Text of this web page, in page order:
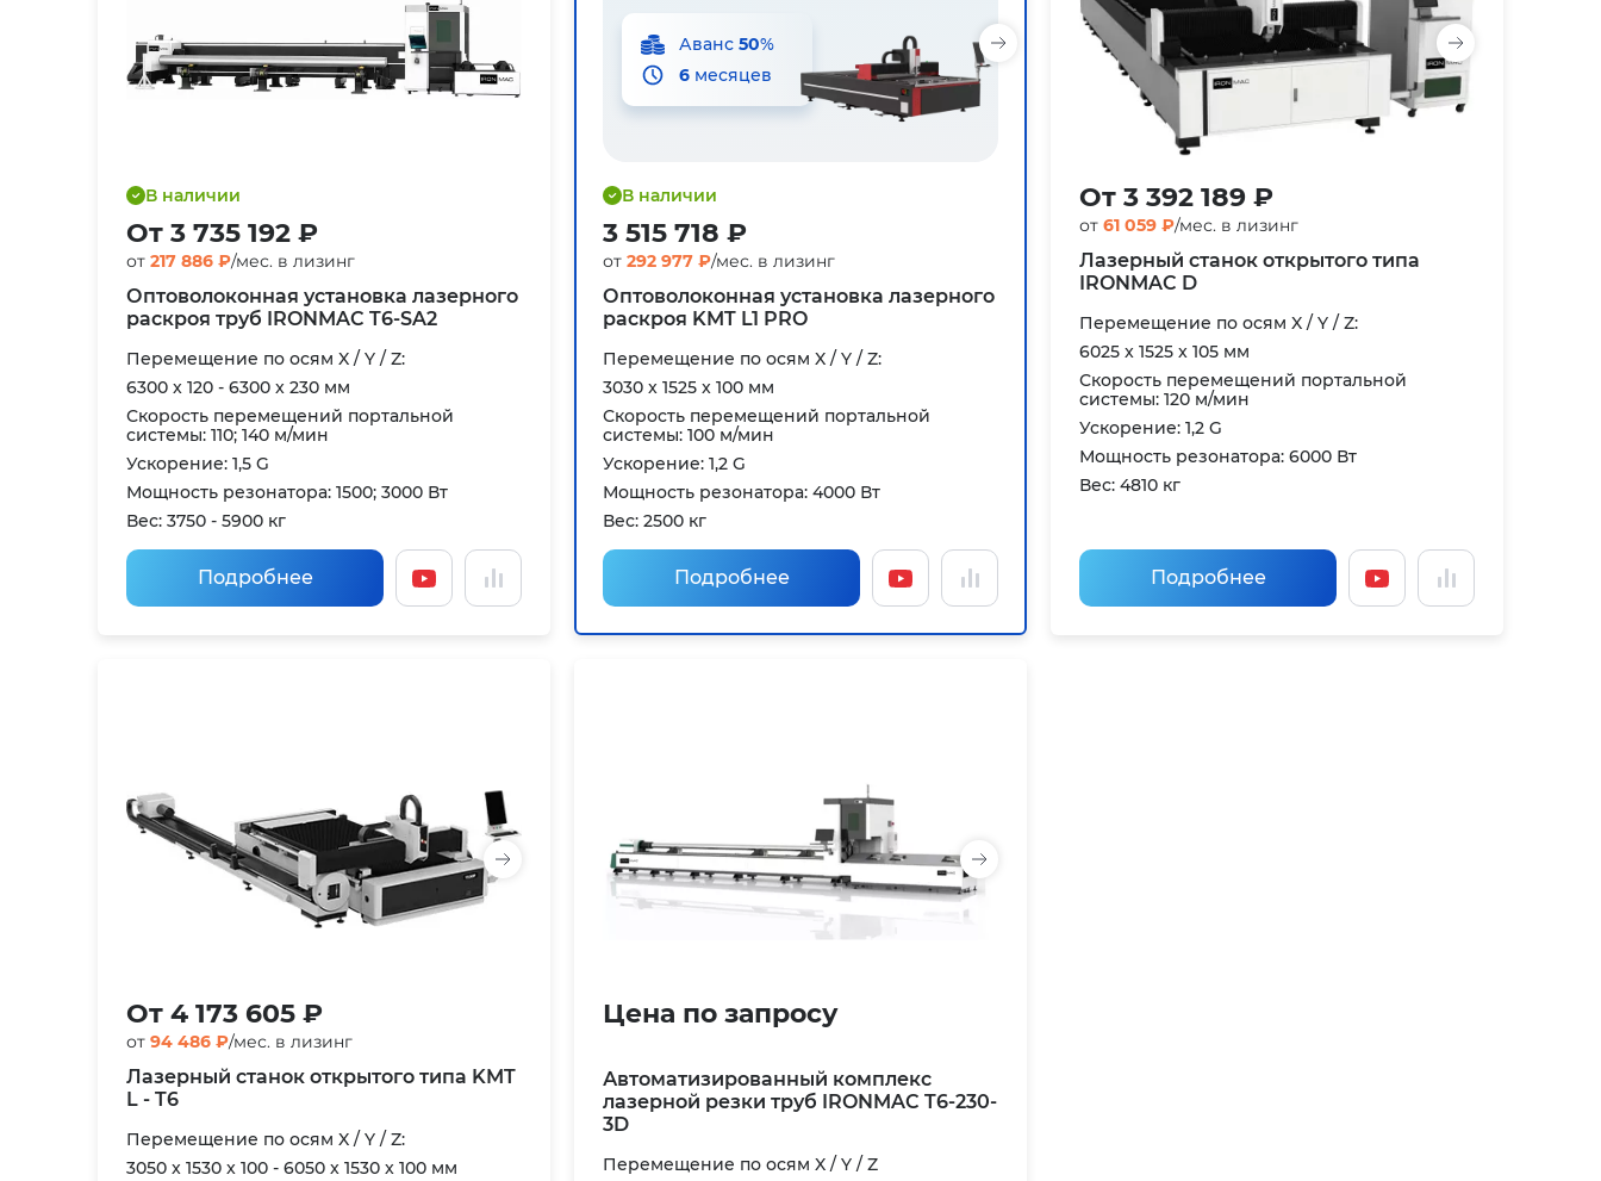
В наличии
От 3 735 192 ₽
от 217 886 ₽/мес. в лизинг
Оптоволоконная установка лазерного
раскроя труб IRONMAC T6-SA2
Перемещение по осям X / Y / Z:
6300 x 120 - 6300 x 230 мм
Скорость перемещений портальной
системы: 110; 140 м/мин
Ускорение: 1,5 G
Мощность резонатора: 1500; 3000 Вт
Вес: 3750 - 5900 кг
Подробнее
Аванс 50%
6 месяцев
В наличии
3 515 718 ₽
от 292 977 ₽/мес. в лизинг
Оптоволоконная установка лазерного
раскроя KMT L1 PRO
Перемещение по осям X / Y / Z:
3030 x 1525 x 100 мм
Скорость перемещений портальной
системы: 100 м/мин
Ускорение: 1,2 G
Мощность резонатора: 4000 Вт
Вес: 2500 кг
Подробнее
От 3 392 189 ₽
от 61 059 ₽/мес. в лизинг
Лазерный станок открытого типа
IRONMAC D
Перемещение по осям X / Y / Z:
6025 x 1525 x 105 мм
Скорость перемещений портальной
системы: 120 м/мин
Ускорение: 1,2 G
Мощность резонатора: 6000 Вт
Вес: 4810 кг
Подробнее
От 4 173 605 ₽
от 94 486 ₽/мес. в лизинг
Лазерный станок открытого типа KMT
L - T6
Перемещение по осям X / Y / Z:
3050 x 1530 x 100 - 6050 x 1530 x 100 мм
Цена по запросу
Автоматизированный комплекс
лазерной резки труб IRONMAC T6-230-
3D
Перемещение по осям X / Y / Z